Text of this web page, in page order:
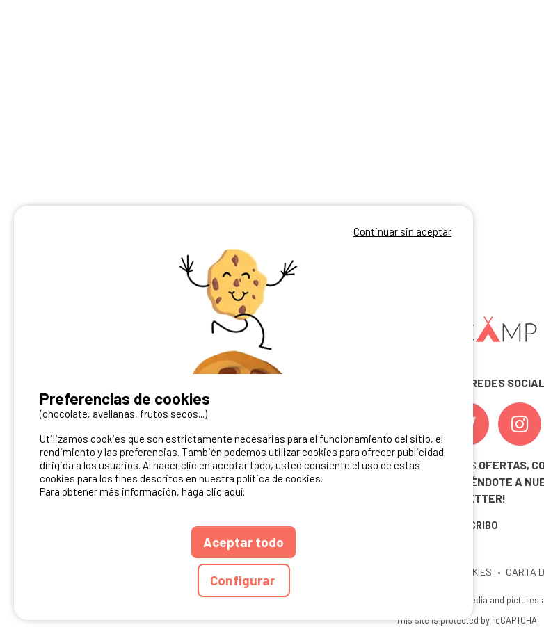
Puedes difundirlo en nuestro sitio
Contacto Ibericamp
SÍGUENOS EN LAS REDES
¡ Y NO TE PIERDAS NUESTRAS OFERTAS,
INSCRIBIÉNDOTE A
NEWSLETTER!
ME INSCRIBO
CGU DEL SITIO COOKIES CARTA
Ibericamp.com © 2026 Ibericamp. All rights reserved. All media and pictures
This site is protected by reCAPTCHA.
Continuar sin aceptar
Preferencias de cookies
(chocolate, avellanas, frutos secos...)
Utilizamos cookies que son estrictamente necesarias para el funcionamiento del sitio, el
rendimiento y las preferencias. También podemos utilizar cookies para ofrecer publicidad
dirigida a los usuarios. Al hacer clic en aceptar todo, usted consiente el uso de estas
cookies para los fines descritos en nuestra política de cookies.
Para obtener más información, haga clic aquí.
Aceptar todo
Configurar